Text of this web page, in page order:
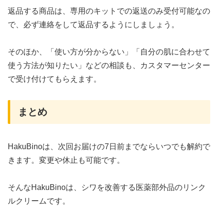
返品する商品は、専用のキットでの返送のみ受付可能なの
で、必ず連絡をして返品するようにしましょう。
そのほか、「使い方が分からない」「自分の肌に合わせて
使う方法が知りたい」などの相談も、カスタマーセンター
で受け付けてもらえます。
まとめ
HakuBinoは、次回お届けの7日前までならいつでも解約で
きます。変更や休止も可能です。
そんなHakuBinoは、シワを改善する医薬部外品のリンク
ルクリームです。